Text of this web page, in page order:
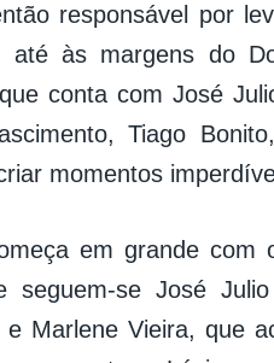
responsável por
até às margens do
conta com José
Tiago
momentos
em grande com
seguem-se José
Marlene Vieira, que